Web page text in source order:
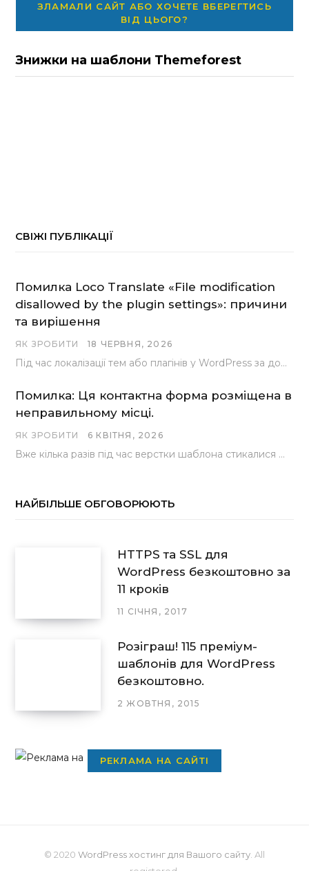
ЗЛАМАЛИ САЙТ АБО ХОЧЕТЕ ВБЕРЕГТИСЬ
ВІД ЦЬОГО?
Знижки на шаблони Themeforest
СВІЖІ ПУБЛІКАЦІЇ
Помилка Loco Translate «File modification
disallowed by the plugin settings»: причини
та вирішення
ЯК ЗРОБИТИ 18 ЧЕРВНЯ, 2026
Під час локалізації тем або плагінів у WordPress за допомогою популярного інструменту Loco Translate розробники…
Помилка: Ця контактна форма розміщена в
неправильному місці.
ЯК ЗРОБИТИ 6 КВІТНЯ, 2026
Вже кілька разів під час верстки шаблона стикалися з проблемою, коли замість контактної форми, згенерованої…
НАЙБІЛЬШЕ ОБГОВОРЮЮТЬ
HTTPS та SSL для
WordPress безкоштовно за
11 кроків
11 СІЧНЯ, 2017
Розіграш! 115 преміум-
шаблонів для WordPress
безкоштовно.
2 ЖОВТНЯ, 2015
РЕКЛАМА НА САЙТІ
© 2020 WordPress хостинг для Вашого сайту . All